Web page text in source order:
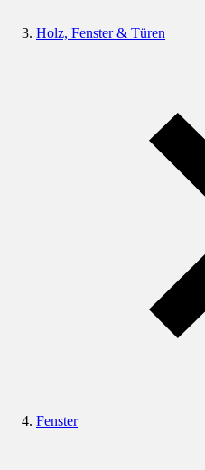
Holz, Fenster & Türen
Fenster